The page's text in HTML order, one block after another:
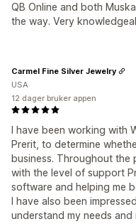
QB Online and both
the way. Very
I have been working with
Prerit, to determine
business. Throughout the
with the level of support
software and helping me
I have also been
understand my needs and
Carmel Fine Silver Jewelry
USA
12 dager bruker appen